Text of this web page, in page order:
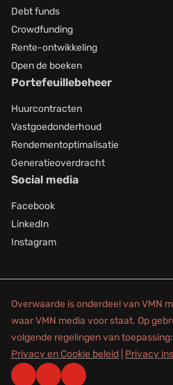
Debt funds
Crowdfunding
Rente-ontwikkeling
Open de boeken
Portefeuillebeheer
Huurcontracten
Vastgoedonderhoud
Rendementoptimalisatie
Generatieoverdracht
Social media
Facebook
LinkedIn
Instagram
Overwaarde is onderdeel van VMN
waar VMN media voor staat. Op
volgende regelingen van toepassing:
Privacy en Cookie beleid Privacy